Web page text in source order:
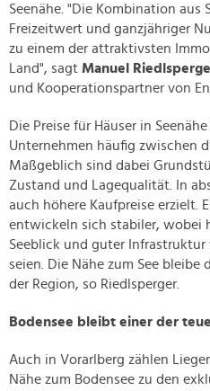
Seenähe. "Die Kombination aus
Freizeitwert und ganzjähriger
zu einem der attraktivsten
Land", sagt Manuel
und Kooperationspartner von
Die Preise für Häuser in
Unternehmen häufig zwischen
Maßgeblich sind dabei
Zustand und Lagequalität. In
auch höhere Kaufpreise erzielt.
entwickeln sich stabiler, wobei
Seeblick und guter
seien. Die Nähe zum See
der Region, so Riedlsperger.
Bodensee bleibt einer der
Auch in Vorarlberg zählen
Nähe zum Bodensee zu den